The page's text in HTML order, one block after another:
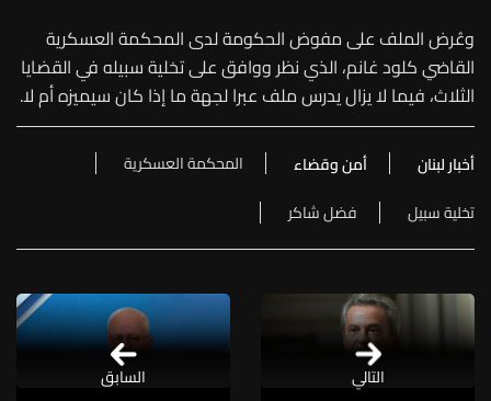
وعُرض الملف على مفوض الحكومة لدى المحكمة العسكرية
القاضي كلود غانم، الذي نظر ووافق على تخلية سبيله في القضايا
الثلاث، فيما لا يزال يدرس ملف عبرا لجهة ما إذا كان سيميزه أم لا.
أخبار لبنان أمن وقضاء
المحكمة العسكرية
تخلية سبيل
فضل شاكر
التالي السابق